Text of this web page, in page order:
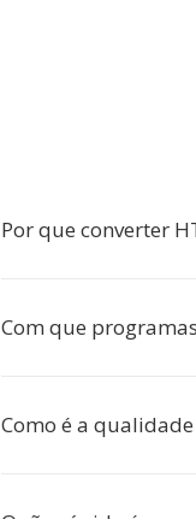
Por que converter
Com que
Como é a